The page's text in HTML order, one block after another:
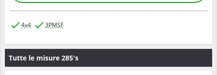
4x4 3PMSF
Tutte le misure 285's